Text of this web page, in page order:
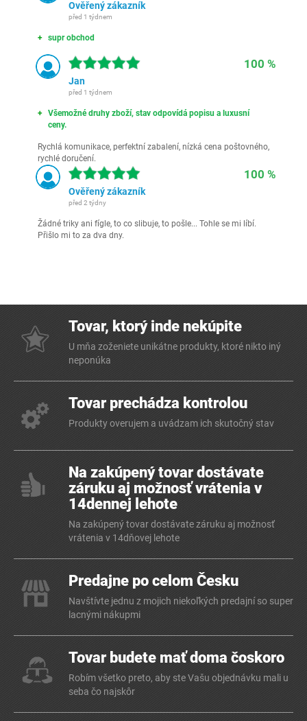
Ověřený zákazník
před 1 týdnem
supr obchod
100 %
Jan
před 1 týdnem
Všemožné druhy zboží, stav odpovídá popisu a luxusní
ceny.
Rychlá komunikace, perfektní zabalení, nízká cena poštovného,
rychlé doručení.
100 %
Ověřený zákazník
před 2 týdny
Žádné triky ani fígle, to co slibuje, to pošle... Tohle se mi líbí.
Přišlo mi to za dva dny.
Tovar, ktorý inde nekúpite
U mňa zoženiete unikátne produkty, ktoré nikto iný
neponúka
Tovar prechádza kontrolou
Produkty overujem a uvádzam ich skutočný stav
Na zakúpený tovar dostávate
záruku aj možnosť vrátenia v
14dennej lehote
Na zakúpený tovar dostávate záruku aj možnosť
vrátenia v 14dňovej lehote
Predajne po celom Česku
Navštívte jednu z mojich niekoľkých predajní so super
lacnými nákupmi
Tovar budete mať doma čoskoro
Robím všetko preto, aby ste Vašu objednávku mali u
seba čo najskôr